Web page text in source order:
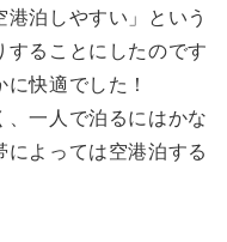
港泊しやすい」という
ることにしたのです
快適でした！
、一人で泊るにはかな
によっては空港泊する